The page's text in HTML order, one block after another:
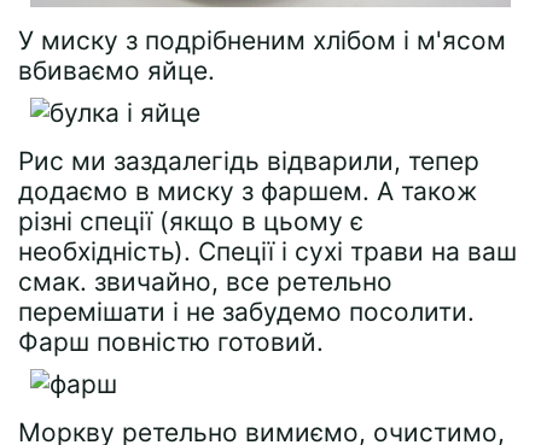
У миску з подрібненим хлібом і м'ясом
вбиваємо яйце.
Рис ми заздалегідь відварили, тепер
додаємо в миску з фаршем. А також
різні спеції (якщо в цьому є
необхідність). Спеції і сухі трави на ваш
смак. звичайно, все ретельно
перемішати і не забудемо посолити.
Фарш повністю готовий.
Моркву ретельно вимиємо, очистимо,